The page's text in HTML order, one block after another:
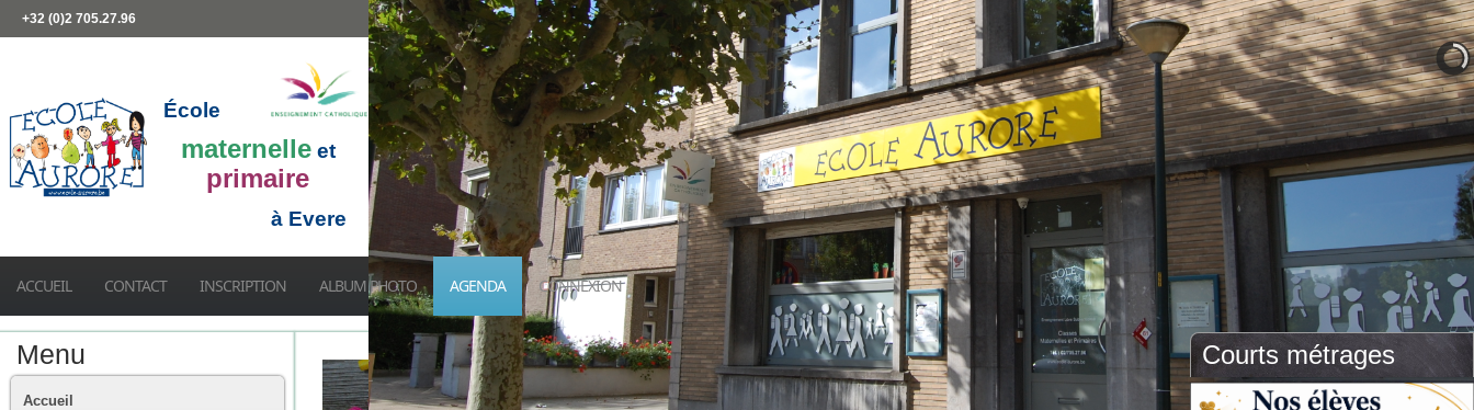
+32 (0)2 705.27.96
École
maternelle et
primaire
à Evere
ACCUEIL CONTACT INSCRIPTION ALBUM PHOTO AGENDA CONNEXION
Menu
Accueil
Calendrier
Courts métrages